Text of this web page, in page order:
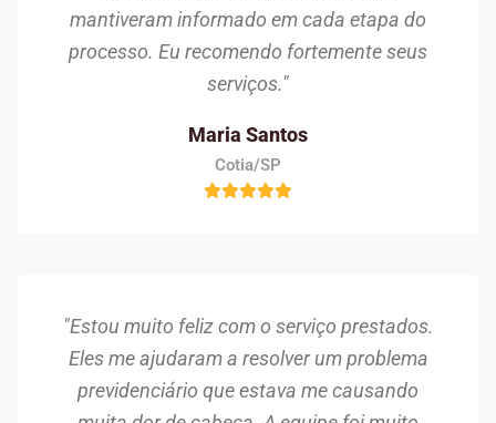
mantiveram informado em cada etapa do
processo. Eu recomendo fortemente seus
serviços."
Maria Santos
Cotia/SP
"Estou muito feliz com o serviço prestados.
Eles me ajudaram a resolver um problema
previdenciário que estava me causando